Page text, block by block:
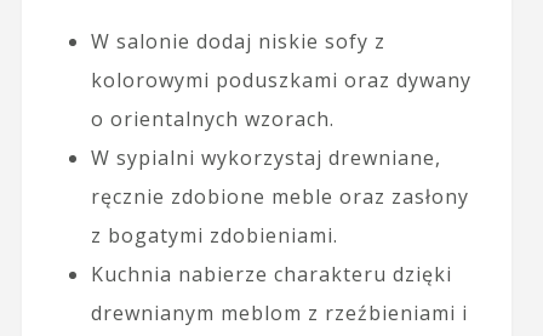
W salonie dodaj niskie sofy z
kolorowymi poduszkami oraz dywany
o orientalnych wzorach.
W sypialni wykorzystaj drewniane,
ręcznie zdobione meble oraz zasłony
z bogatymi zdobieniami.
Kuchnia nabierze charakteru dzięki
drewnianym meblom z rzeźbieniami i